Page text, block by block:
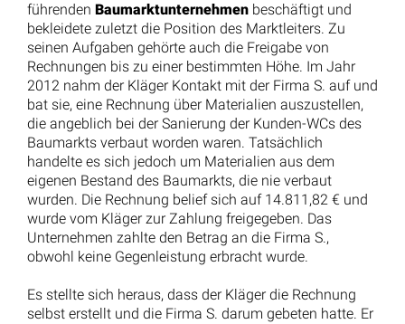
führenden Baumarktunternehmen beschäftigt und
bekleidete zuletzt die Position des Marktleiters. Zu
seinen Aufgaben gehörte auch die Freigabe von
Rechnungen bis zu einer bestimmten Höhe. Im Jahr
2012 nahm der Kläger Kontakt mit der Firma S. auf und
bat sie, eine Rechnung über Materialien auszustellen,
die angeblich bei der Sanierung der Kunden-WCs des
Baumarkts verbaut worden waren. Tatsächlich
handelte es sich jedoch um Materialien aus dem
eigenen Bestand des Baumarkts, die nie verbaut
wurden. Die Rechnung belief sich auf 14.811,82 € und
wurde vom Kläger zur Zahlung freigegeben. Das
Unternehmen zahlte den Betrag an die Firma S.,
obwohl keine Gegenleistung erbracht wurde.
Es stellte sich heraus, dass der Kläger die Rechnung
selbst erstellt und die Firma S. darum gebeten hatte. Er